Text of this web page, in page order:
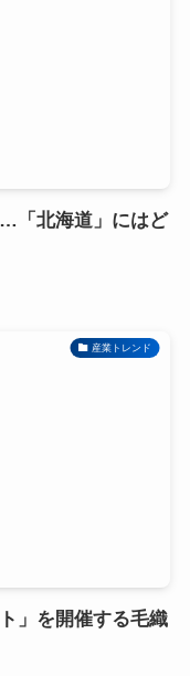
「北海道」にはど
産業トレンド
」を開催する毛織